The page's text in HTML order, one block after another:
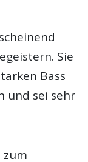
Sie
Bass
und sei sehr
zum